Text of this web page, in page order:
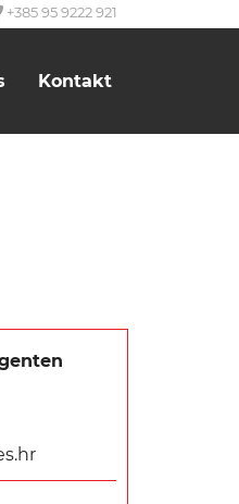
+385 95 9222 921
Kontakt